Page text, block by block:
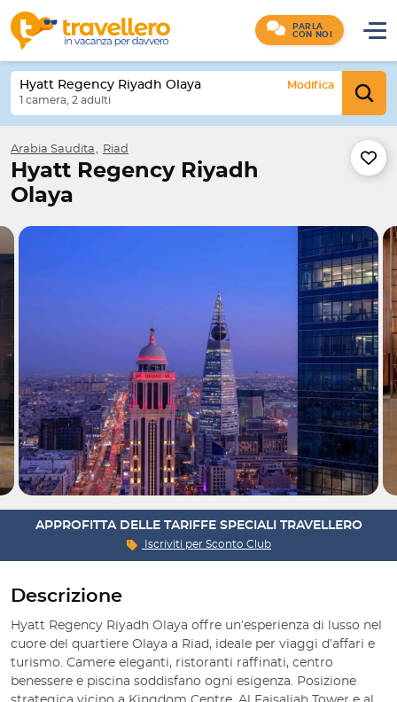
PARLA
CON NOI
Hyatt Regency Riyadh Olaya
Modifica
1 camera, 2 adulti
Arabia Saudita Riad
Hyatt Regency Riyadh
Olaya
APPROFITTA DELLE TARIFFE SPECIALI TRAVELLERO
Iscriviti per Sconto Club
Descrizione
Hyatt Regency Riyadh Olaya offre un’esperienza di lusso nel
cuore del quartiere Olaya a Riad, ideale per viaggi d’affari e
turismo. Camere eleganti, ristoranti raffinati, centro
benessere e piscina soddisfano ogni esigenza. Posizione